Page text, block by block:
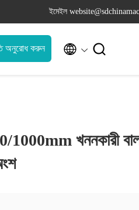
ইমেইল
অনুরোধ করুন  
খননকারী